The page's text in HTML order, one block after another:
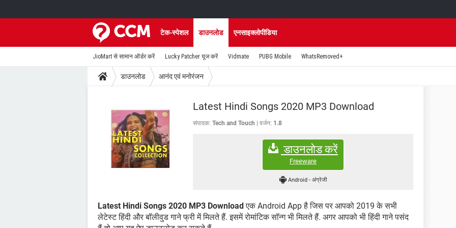
टेक-स्पेशल डाउनलोड एनसाइक्लोपीडिया
JioMart से सामान ऑर्डर करें Lucky Patcher यूज करें Vidmate PUBG Mobile WhatsRemoved+
डाउनलोड आनंद एवं मनोरंजन
Latest Hindi Songs 2020 MP3 Download
संपादक: Tech and Touch वर्जन: 1.8
डाउनलोड करें
Freeware
Android-अंग्रेजी
Latest Hindi Songs 2020 MP3 Downloadएक Android App है जिस पर आपको 2019 के सभी
लेटेस्ट हिंदी और बॉलीवुड गाने फ्री में मिलते हैं. इसमें रोमांटिक सॉन्ग भी मिलते हैं. अगर आपको भी हिंदी गाने पसंद